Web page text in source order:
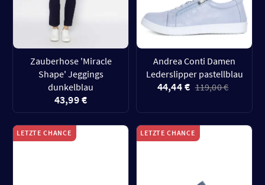
Zauberhose 'Miracle
Shape' Jeggings
dunkelblau
43,99 €
Andrea Conti Damen
Lederslipper pastellblau
44,44 € 119,00 €
LETZTE CHANCE LETZTE CHANCE